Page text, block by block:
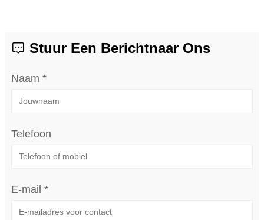
Stuur Een Berichtnaar Ons
Naam *
Telefoon
E-mail *